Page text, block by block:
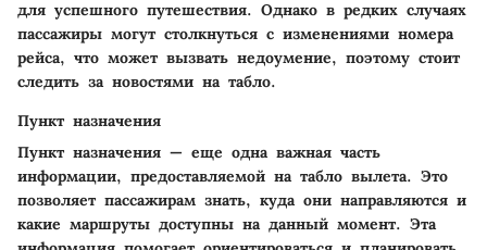
для успешного путешествия. Однако в редких случаях
пассажиры могут столкнуться с изменениями номера
рейса, что может вызвать недоумение, поэтому стоит
следить за новостями на табло.
Пункт назначения
Пункт назначения — еще одна важная часть
информации, предоставляемой на табло вылета. Это
позволяет пассажирам знать, куда они направляются и
какие маршруты доступны на данный момент. Эта